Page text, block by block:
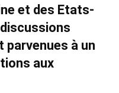
et des Etats-
à un
aux